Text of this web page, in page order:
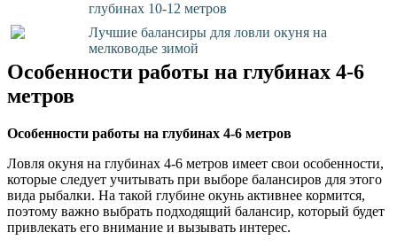
глубинах 10-12 метров
Лучшие балансиры для ловли окуня на
мелководье зимой
Особенности работы на глубинах 4-6
метров
Особенности работы на глубинах 4-6 метров
Ловля окуня на глубинах 4-6 метров имеет свои особенности,
которые следует учитывать при выборе балансиров для этого
вида рыбалки. На такой глубине окунь активнее кормится,
поэтому важно выбрать подходящий балансир, который будет
привлекать его внимание и вызывать интерес.